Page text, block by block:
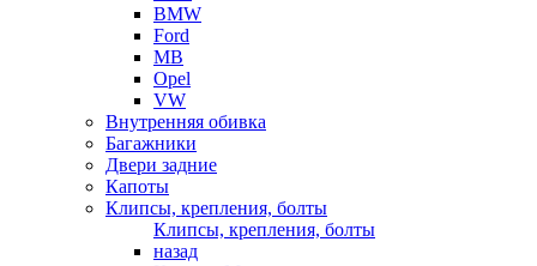
BMW
Ford
MB
Opel
VW
Внутренняя обивка
Багажники
Двери задние
Капоты
Клипсы, крепления, болты
Клипсы, крепления, болты
назад